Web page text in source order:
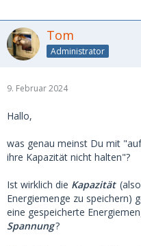
Tom
Administrator
9. Februar 2024
Hallo,
was genau meinst Du mit
ihre Kapazität nicht halten"?
Ist wirklich die Kapazität
Energiemenge zu speichern)
eine gespeicherte
Spannung?